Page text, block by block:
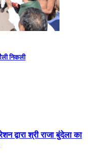
निकली
द्वारा श्री राजा बुंदेला का